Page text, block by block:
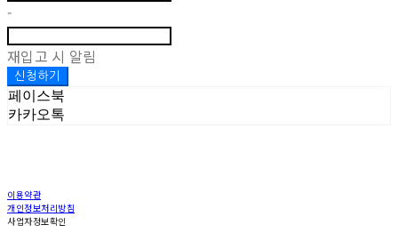
-
재입고 시 알림
신청하기
페이스북
카카오톡
이용약관
개인정보처리방침
사업자정보확인